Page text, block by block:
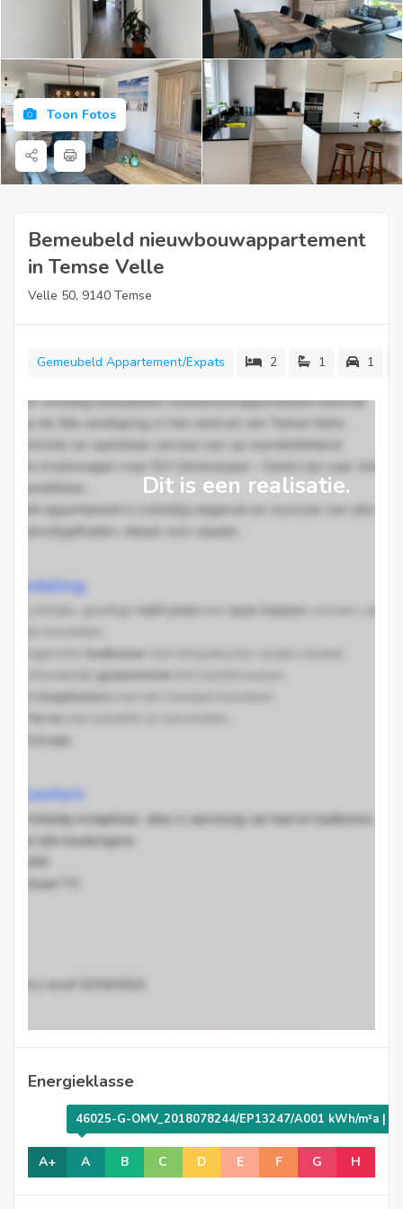
Toon Fotos
Bemeubeld nieuwbouwappartement
in Temse Velle
Velle 50, 9140 Temse
Gemeubeld Appartement/Expats 2 1 1
Dit is een realisatie.
Dit volledig bemeubeld nieuwbouwappartement bevindt
op de 2de verdieping in het centrum van Temse Velle.
Scholen en openbaar vervoer zijn op wandelafstand.
De invalswegen naar E17 (Antwerpen – Gent) zijn zeer vlot
bereikbaar.
Het appartement is volledig uitgerust en voorzien van alle
benodigdheden, ideaal voor expats.
Indeling:
leefruimte open keuken
badkamer
gastentoilet
. 2 slaapkamers
. Terras
. Garage.
Comfort
Volledig instapklaar, alles is aanwezig van bed en badlinnen,
tot alle keukengerei.
Smart TV
Vrij vanaf 01/04/2022
This fully furnished apartment with 2 bedrooms is located
Energieklasse
A+ A
46025-G-OMV_2018078244/EP13247/A001 kWh/m²a |
B C D E F G H